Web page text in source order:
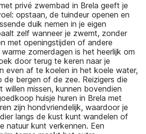
privé zwembad in Brela geeft je
opstaan, de tuindeur openen en
duik nemen in je eigen
zelf wanneer je zwemt, zonder
met openingstijden of andere
zomerdagen is het heerlijk om
door terug te keren naar je
even af te koelen in het koele water,
de bergen of de zee. Reizigers die
willen missen, kunnen bovendien
huisje huren in Brela met
zijn hondvriendelijk, waardoor je
langs de kust kunt wandelen of
natuur kunt verkennen. Een